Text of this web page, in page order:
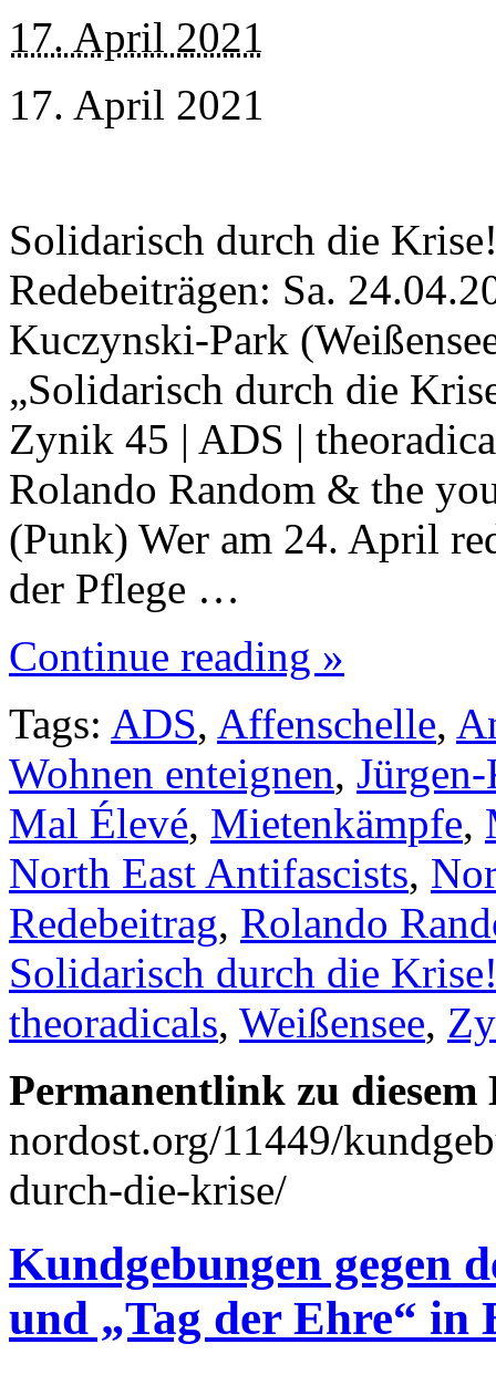
17. April 2021
17. April 2021
Solidarisch durch die
Redebeiträgen: Sa.
Kuczynski-Park
„Solidarisch durch die
Zynik 45 | ADS |
Rolando Random & the
(Punk) Wer am 24. April
der Pflege …
Continue reading »
Tags: ADS, Affenschelle,
Wohnen enteignen,
Mal Élevé, Mietenkämpfe,
North East Antifascists,
Redebeitrag, Rolando
Solidarisch durch die
theoradicals, Weißensee,
Permanentlink zu
nordost.org/11449/
durch-die-krise/
Kundgebungen gegen
und „Tag der Ehre“ in